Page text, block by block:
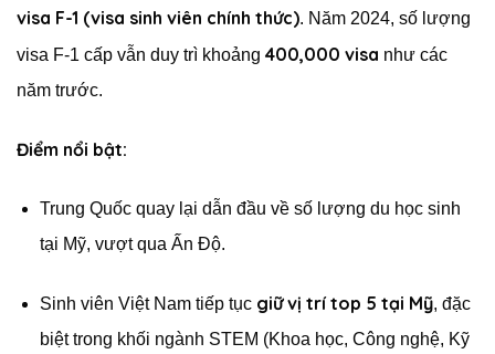
visa F-1 (visa sinh viên chính thức). Năm 2024, số lượng
visa F-1 cấp vẫn duy trì khoảng 400,000 visa như các
năm trước.
Điểm nổi bật:
Trung Quốc quay lại dẫn đầu về số lượng du học sinh
tại Mỹ, vượt qua Ấn Độ.
Sinh viên Việt Nam tiếp tục giữ vị trí top 5 tại Mỹ, đặc
biệt trong khối ngành STEM (Khoa học, Công nghệ, Kỹ